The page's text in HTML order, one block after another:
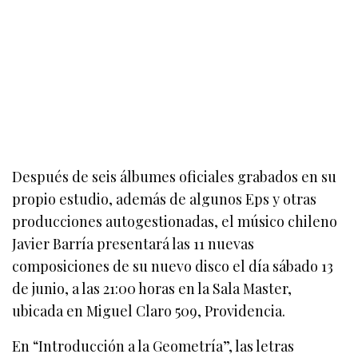
Después de seis álbumes oficiales grabados en su
propio estudio, además de algunos Eps y otras
producciones autogestionadas, el músico chileno
Javier Barría presentará las 11 nuevas
composiciones de su nuevo disco el día sábado 13
de junio, a las 21:00 horas en la Sala Master,
ubicada en Miguel Claro 509, Providencia.
En “Introducción a la Geometría”, las letras